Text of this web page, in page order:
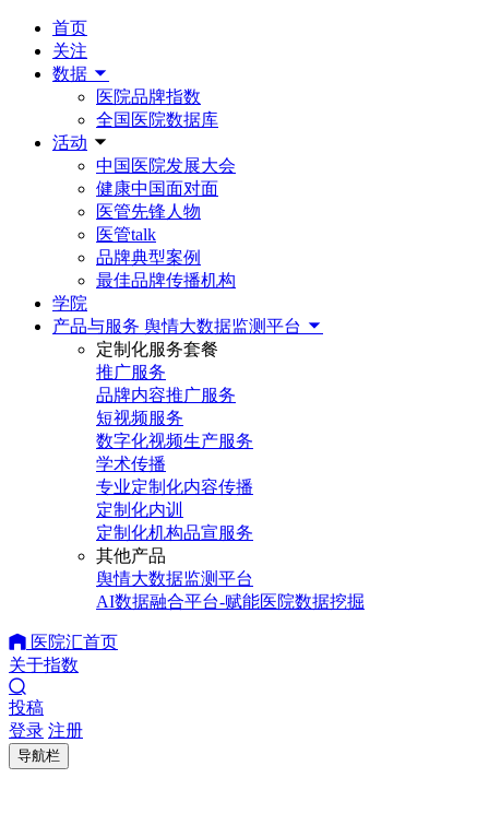
首页
关注
数据
医院品牌指数
全国医院数据库
活动
中国医院发展大会
健康中国面对面
医管先锋人物
医管talk
品牌典型案例
最佳品牌传播机构
学院
产品与服务 舆情大数据监测平台
定制化服务套餐
推广服务
品牌内容推广服务
短视频服务
数字化视频生产服务
学术传播
专业定制化内容传播
定制化内训
定制化机构品宣服务
其他产品
舆情大数据监测平台
AI数据融合平台-赋能医院数据挖掘
医院汇首页
关于指数
投稿
登录 注册
导航栏